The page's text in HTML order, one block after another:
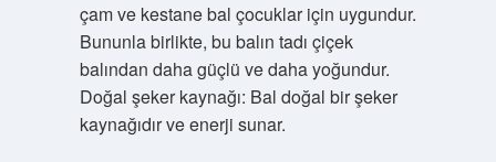
çam ve kestane bal çocuklar için uygundur.
Bununla birlikte, bu balın tadı çiçek
balından daha güçlü ve daha yoğundur.
Doğal şeker kaynağı: Bal doğal bir şeker
kaynağıdır ve enerji sunar.